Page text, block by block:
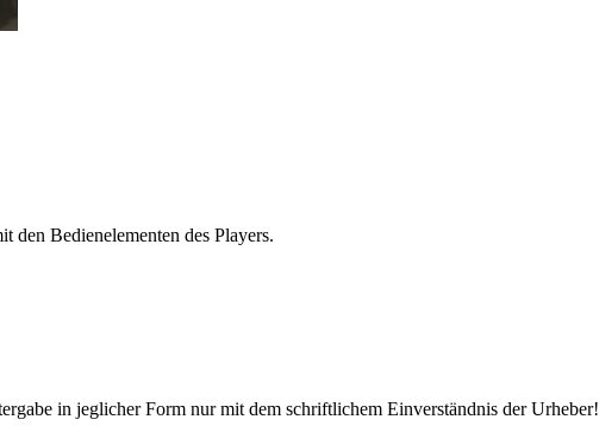
den Bedienelementen des Players.
in jeglicher Form nur mit dem schriftlichem Einverständnis der Urheber!